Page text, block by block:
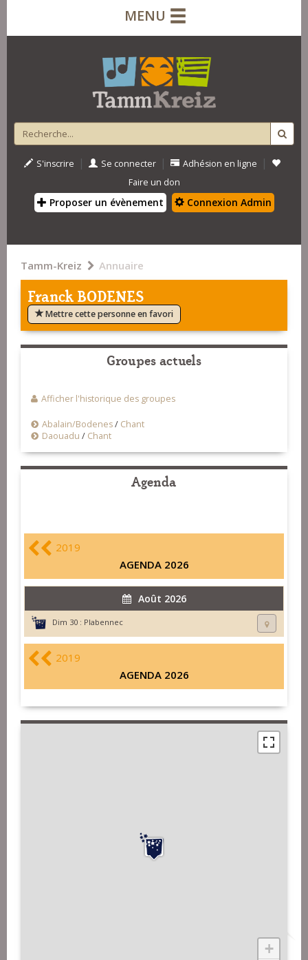
MENU
S'inscrire | Se connecter | Adhésion en ligne |
Faire un don
Proposer un évènement Connexion Admin
Tamm-Kreiz Annuaire
Franck BODENES
Mettre cette personne en favori
Groupes actuels
Afficher l'historique des groupes
Abalain/Bodenes/ Chant
Daouadu / Chant
Agenda
2019
AGENDA 2026
Août 2026
Dim 30 : Plabennec
2019
AGENDA 2026
+